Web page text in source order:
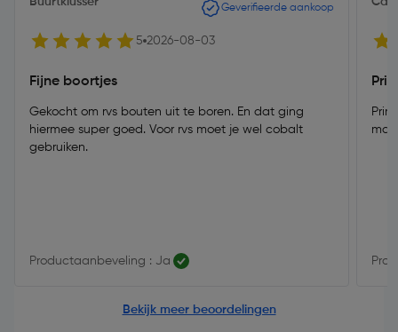
Geverifieerde aankoop
5 2026-08-03
Fijne boortjes
Gekocht om rvs bouten uit te boren. En dat ging
hiermee super goed. Voor rvs moet je wel cobalt
gebruiken.
Productaanbeveling : Ja
Bekijk meer beoordelingen